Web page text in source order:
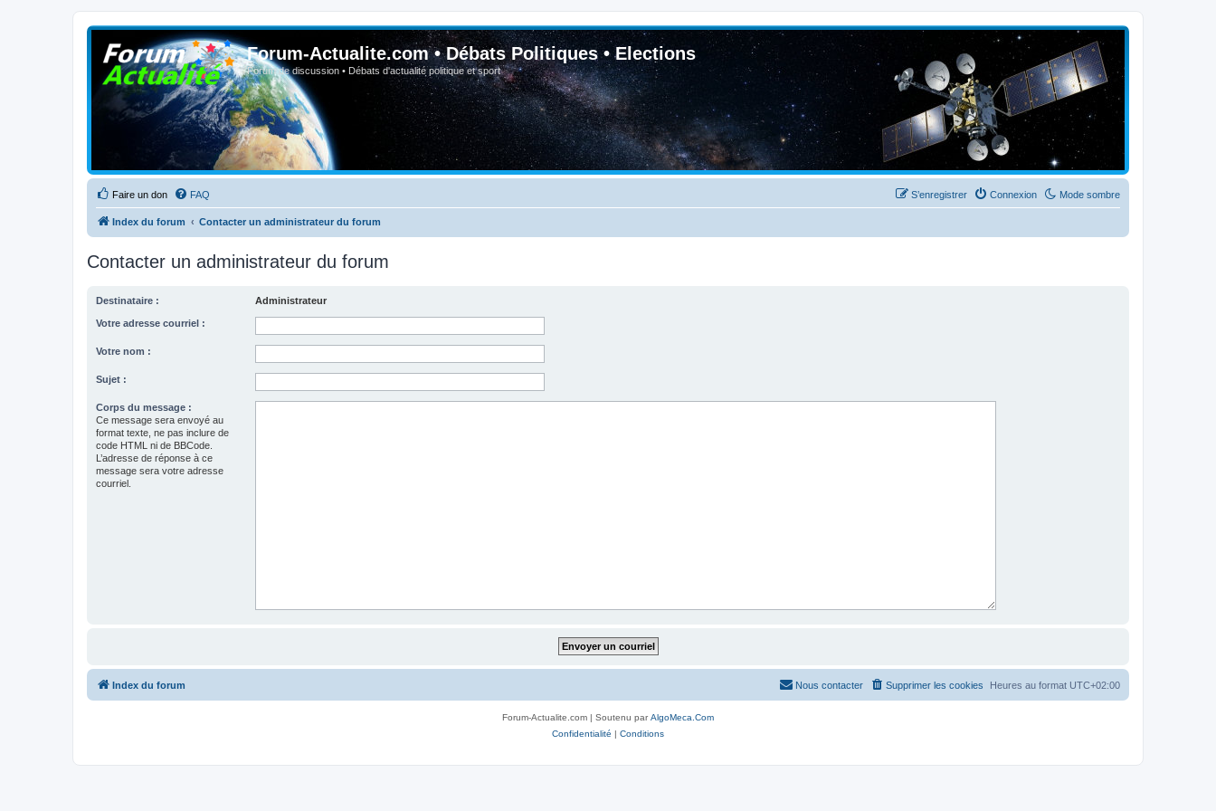
Forum-Actualite.com • Débats Politiques • Elections
Forum de discussion • Débats d'actualité politique et sport
Faire un don Mode sombre
FAQ Connexion
S’enregistrer
Index du forum Contacter un administrateur du forum
Contacter un administrateur du forum
Destinataire : Administrateur
Votre adresse courriel :
Votre nom :
Sujet :
Corps du message :
Ce message sera envoyé au
format texte, ne pas inclure de
code HTML ni de BBCode.
L’adresse de réponse à ce
message sera votre adresse
courriel.
Index du forum Heures au format UTC+02:00
Supprimer les cookies
Nous contacter
Forum-Actualite.com | Soutenu parAlgoMeca.Com
Confidentialité | Conditions